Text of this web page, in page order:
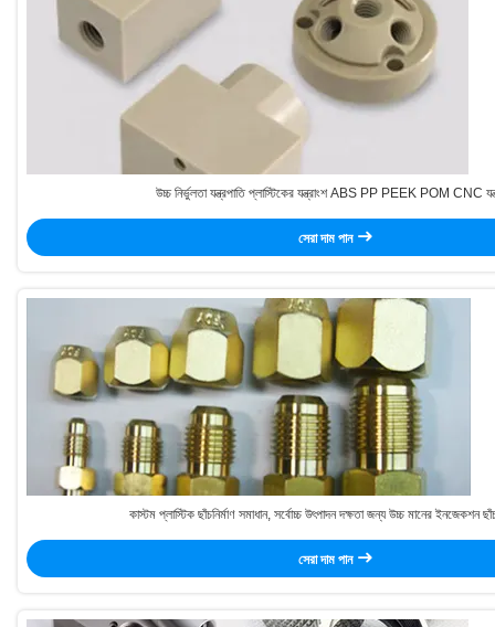
উচ্চ নির্ভুলতা যন্ত্রপাতি প্লাস্টিকের যন্ত্রাংশ ABS PP PEEK POM CNC
সেরা দাম পান
কাস্টম প্লাস্টিক ছাঁচনির্মাণ সমাধান, সর্বোচ্চ উৎপাদন দক্ষতা জন্য উচ্চ মানের ইনজেকশন
সেরা দাম পান